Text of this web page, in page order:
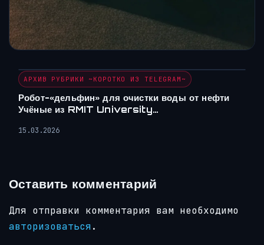
АРХИВ РУБРИКИ ~КОРОТКО ИЗ TELEGRAM~
Робот-«дельфин» для очистки воды от нефти
Учёные из RMIT University…
15.03.2026
Оставить комментарий
Для отправки комментария вам необходимо
авторизоваться.